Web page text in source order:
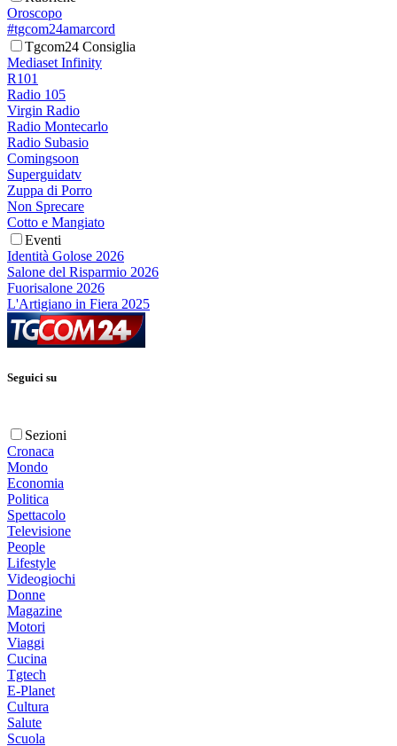
Oroscopo
#tgcom24amarcord
Tgcom24 Consiglia
Mediaset Infinity
R101
Radio 105
Virgin Radio
Radio Montecarlo
Radio Subasio
Comingsoon
Superguidatv
Zuppa di Porro
Non Sprecare
Cotto e Mangiato
Eventi
Identità Golose 2026
Salone del Risparmio 2026
Fuorisalone 2026
L'Artigiano in Fiera 2025
Seguici su
Sezioni
Cronaca
Mondo
Economia
Politica
Spettacolo
Televisione
People
Lifestyle
Videogiochi
Donne
Magazine
Motori
Viaggi
Cucina
Tgtech
E-Planet
Cultura
Salute
Scuola